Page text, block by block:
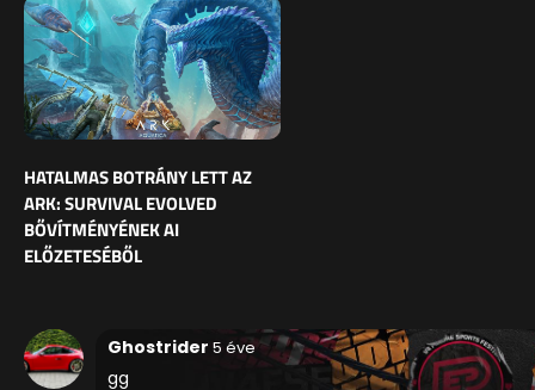
HATALMAS BOTRÁNY LETT AZ
ARK: SURVIVAL EVOLVED
BŐVÍTMÉNYÉNEK AI
ELŐZETESÉBŐL
Ghostrider 5 éve
gg